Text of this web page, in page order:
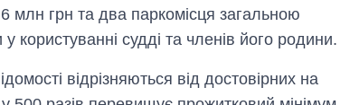
млн грн та два паркомісця загальною
користуванні судді та членів його родини.
відрізняються від достовірних на